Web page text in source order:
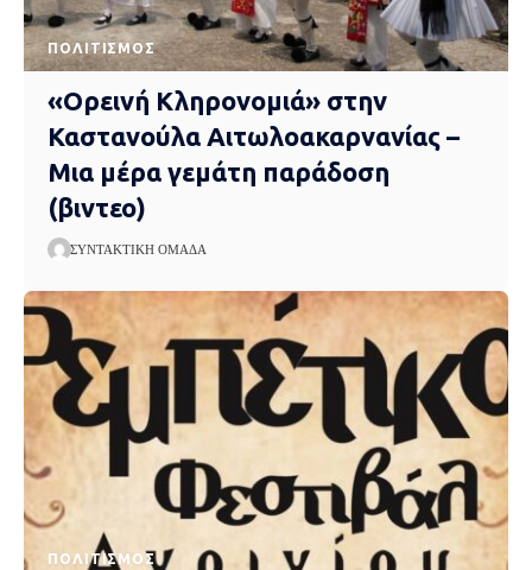
ΠΟΛΙΤΙΣΜΌΣ
«Ορεινή Κληρονομιά» στην
Καστανούλα Αιτωλοακαρνανίας –
Μια μέρα γεμάτη παράδοση
(βιντεο)
ΣΥΝΤΑΚΤΙΚΉ ΟΜΆΔΑ
ΠΟΛΙΤΙΣΜΌΣ